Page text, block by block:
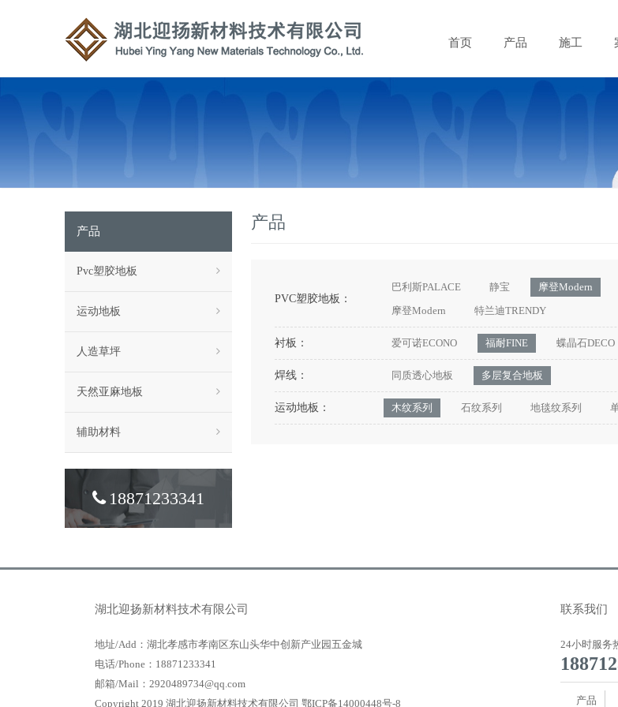
首页 产品 施工
产品
Pvc塑胶地板
运动地板
人造草坪
天然亚麻地板
辅助材料
18871233341
产品
PVC塑胶地板：
巴利斯PALACE 静宝 摩登Modern
摩登Modern
特兰迪TRENDY
衬板： 爱可诺ECONO 福耐FINE 蝶晶石DECO
焊线： 同质透心地板 多层复合地板
运动地板： 木纹系列 石纹系列 地毯纹系列
湖北迎扬新材料技术有限公司
地址/Add：湖北孝感市孝南区东山头华中创新产业园五金城
电话/Phone：18871233341
邮箱/Mail：2920489734@qq.com
Copyright 2019 湖北迎扬新材料技术有限公司 鄂ICP备14000448号-8
联系我们
24小时服务
产品